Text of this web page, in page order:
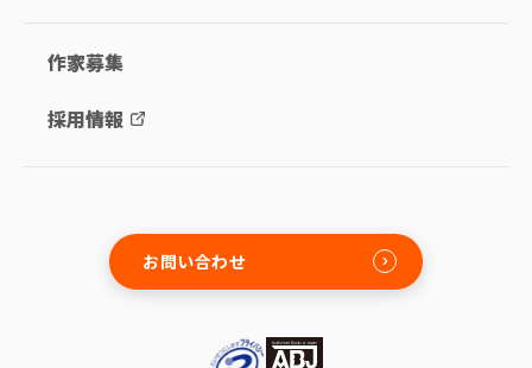
作家募集
採用情報
お問い合わせ